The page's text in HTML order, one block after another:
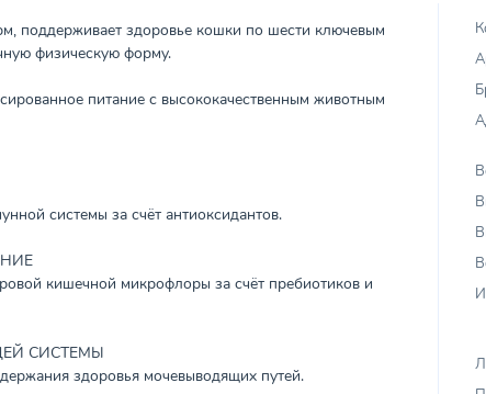
поддерживает здоровье кошки по шести ключевым
физическую форму.
питание с высококачественным животным
системы за счёт антиоксидантов.
кишечной микрофлоры за счёт пребиотиков и
СИСТЕМЫ
здоровья мочевыводящих путей.